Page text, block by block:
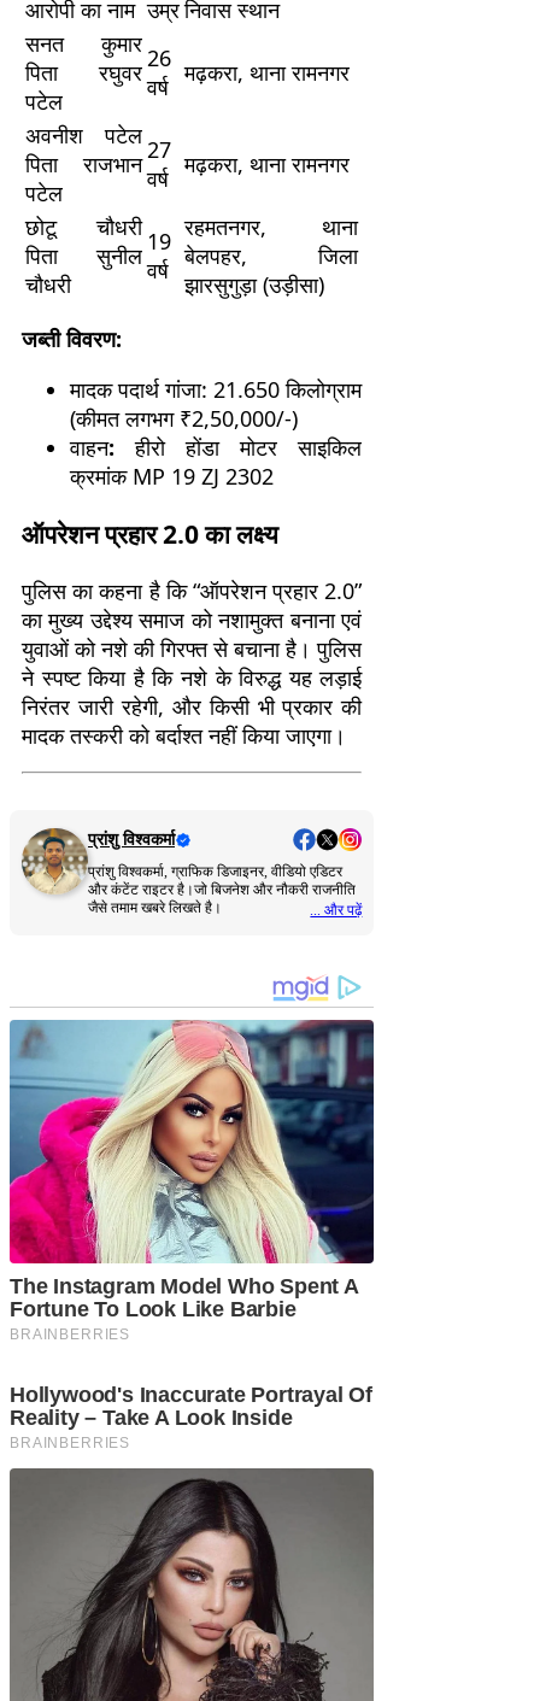
आरोपी का नाम उम्रनिवास स्थान
सनत कुमार
पिता रघुवर
पटेल
26
वर्ष मढ़करा, थाना रामनगर
अवनीश पटेल
पिता राजभान
पटेल
27
वर्ष मढ़करा, थाना रामनगर
छोटू चौधरी
पिता सुनील
चौधरी
19
वर्ष
रहमतनगर, थाना
बेलपहर, जिला
झारसुगुड़ा (उड़ीसा)
जब्ती विवरण:
मादक पदार्थ गांजा: 21.650 किलोग्राम
(कीमत लगभग ₹2,50,000/-)
वाहन: हीरो होंडा मोटर साइकिल
क्रमांक MP 19 ZJ 2302
ऑपरेशन प्रहार 2.0 का लक्ष्य
पुलिस का कहना है कि “ऑपरेशन प्रहार 2.0”
का मुख्य उद्देश्य समाज को नशामुक्त बनाना एवं
युवाओं को नशे की गिरफ्त से बचाना है। पुलिस
ने स्पष्ट किया है कि नशे के विरुद्ध यह लड़ाई
निरंतर जारी रहेगी, और किसी भी प्रकार की
मादक तस्करी को बर्दाश्त नहीं किया जाएगा।
प्रांशु विश्वकर्मा
प्रांशु विश्वकर्मा, ग्राफिक डिजाइनर, वीडियो एडिटर
और कंटेंट राइटर है।जो बिजनेश और नौकरी राजनीति
जैसे तमाम खबरे लिखते है।
... और पढ़ें